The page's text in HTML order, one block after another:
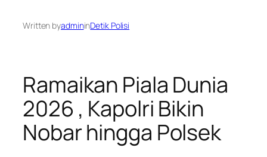
Written byadmininDetik Polisi
Ramaikan Piala Dunia
2026 , Kapolri Bikin
Nobar hingga Polsek